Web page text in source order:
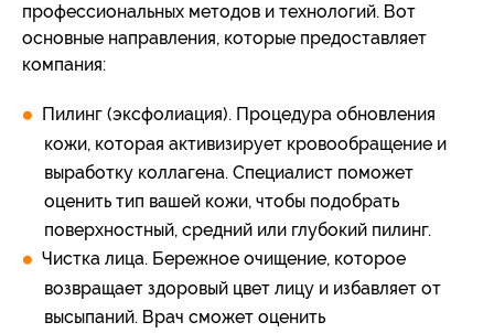
профессиональных методов и технологий. Вот
основные направления, которые предоставляет
компания:
Пилинг (эксфолиация). Процедура обновления
кожи, которая активизирует кровообращение и
выработку коллагена. Специалист поможет
оценить тип вашей кожи, чтобы подобрать
поверхностный, средний или глубокий пилинг.
Чистка лица. Бережное очищение, которое
возвращает здоровый цвет лицу и избавляет от
высыпаний. Врач сможет оценить